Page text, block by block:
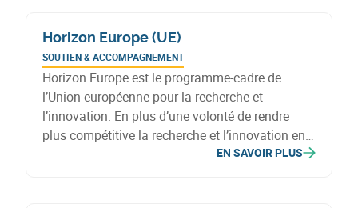
Horizon Europe (UE)
SOUTIEN & ACCOMPAGNEMENT
Horizon Europe est le programme-cadre de
l’Union européenne pour la recherche et
l’innovation. En plus d’une volonté de rendre
plus compétitive la recherche et l’innovation en
Europe, le programme s’attaque à desEN SAVOIR PLUS